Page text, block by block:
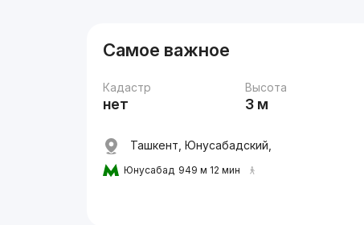
Самое важное
Кадастр
нет
Высота
3 м
Ташкент, Юнусабадский,
Юнусабад 949 м 12 мин